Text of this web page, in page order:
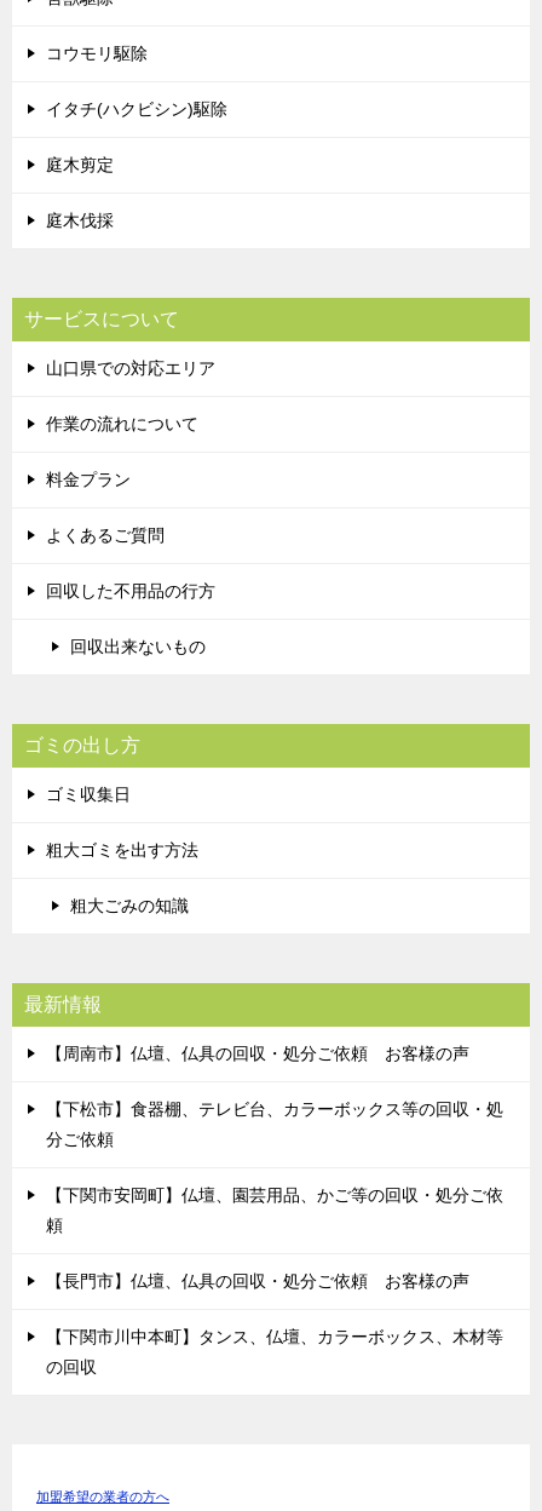
コウモリ駆除
イタチ(ハクビシン)駆除
庭木剪定
庭木伐採
サービスについて
山口県での対応エリア
作業の流れについて
料金プラン
よくあるご質問
回収した不用品の行方
回収出来ないもの
ゴミの出し方
ゴミ収集日
粗大ゴミを出す方法
粗大ごみの知識
最新情報
【周南市】仏壇、仏具の回収・処分ご依頼 お客様の声
【下松市】食器棚、テレビ台、カラーボックス等の回収・処
分ご依頼
【下関市安岡町】仏壇、園芸用品、かご等の回収・処分ご依
頼
【長門市】仏壇、仏具の回収・処分ご依頼 お客様の声
【下関市川中本町】タンス、仏壇、カラーボックス、木材等
の回収
加盟希望の業者の方へ